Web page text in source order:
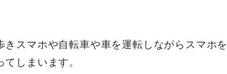
スマホや自転車や車を運転しながらスマホを
しまいます。